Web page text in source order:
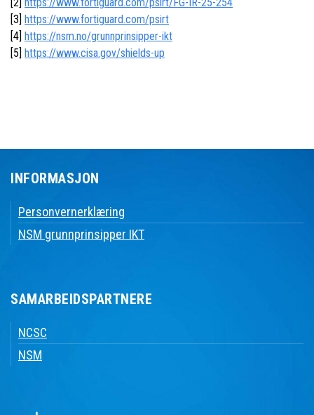
[3] https://www.fortiguard.com/psirt
[4] https://nsm.no/grunnprinsipper-ikt
[5] https://www.cisa.gov/shields-up
INFORMASJON
Personvernerklæring
NSM grunnprinsipper IKT
SAMARBEIDSPARTNERE
NCSC
NSM